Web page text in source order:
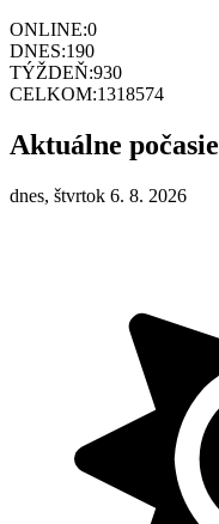
ONLINE:0
DNES:190
TÝŽDEŇ:930
CELKOM:1318574
Aktuálne počasie
dnes, štvrtok 6. 8. 2026